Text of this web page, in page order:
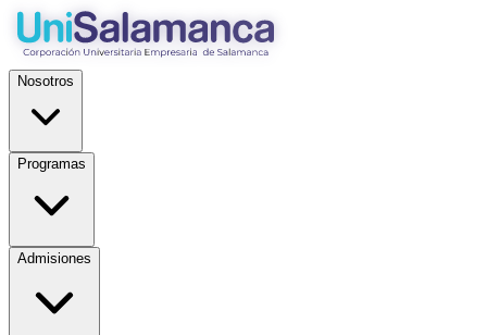
Nosotros
Programas
Admisiones